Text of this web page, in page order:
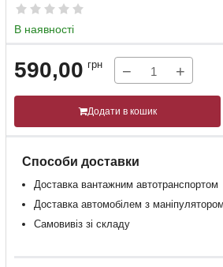
В наявності
590,00 грн − +
Додати в кошик
Способи доставки
Доставка вантажним автотранспортом
Доставка автомобілем з маніпулятором
Самовивіз зі складу